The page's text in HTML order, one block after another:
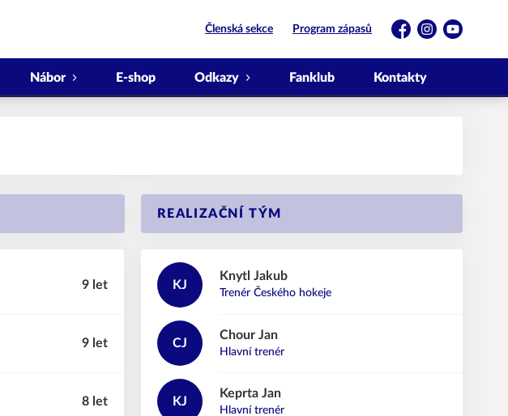
Členská sekce Program zápasů
FacebookInstagramYouTube
Nábor E-shop Odkazy Fanklub Kontakty
REALIZAČNÍ TÝM
KJ
Jakub
Knytl
Trenér Českého hokeje
CJ
Jan
Chour
Hlavní trenér
KJ
Jan
Keprta
Hlavní trenér
9 let
9 let
8 let